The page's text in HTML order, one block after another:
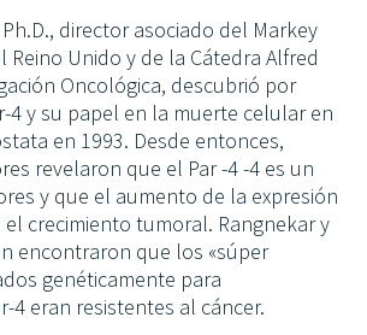
director asociado del Markey
Reino Unido y de la Cátedra Alfred
Oncológica, descubrió por
4 y su papel en la muerte celular en
en 1993. Desde entonces,
revelaron que el Par -4 -4 es un
y que el aumento de la expresión
el crecimiento tumoral. Rangnekar y
encontraron que los «súper
genéticamente para
4 eran resistentes al cáncer.